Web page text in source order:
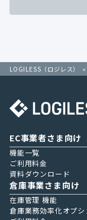
LOGILESS（ロジレス）
EC事業者さま向け
機能一覧
ご利用料金
資料ダウンロード
倉庫事業さま向け
在庫管理 機能
倉庫業務効率化オプシ